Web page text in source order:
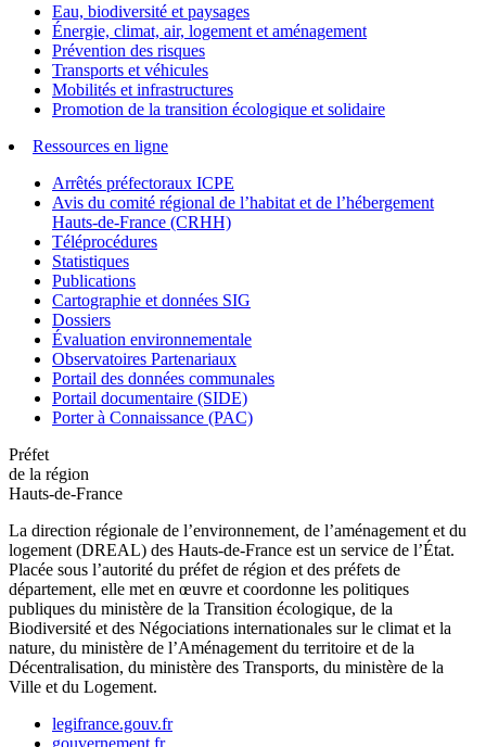
Eau, biodiversité et paysages
Énergie, climat, air, logement et aménagement
Prévention des risques
Transports et véhicules
Mobilités et infrastructures
Promotion de la transition écologique et solidaire
Ressources en ligne
Arrêtés préfectoraux ICPE
Avis du comité régional de l’habitat et de l’hébergement
Hauts-de-France (CRHH)
Téléprocédures
Statistiques
Publications
Cartographie et données SIG
Dossiers
Évaluation environnementale
Observatoires Partenariaux
Portail des données communales
Portail documentaire (SIDE)
Porter à Connaissance (PAC)
Préfet
de la région
Hauts-de-France
La direction régionale de l’environnement, de l’aménagement et du
logement (DREAL) des Hauts-de-France est un service de l’État.
Placée sous l’autorité du préfet de région et des préfets de
département, elle met en œuvre et coordonne les politiques
publiques du ministère de la Transition écologique, de la
Biodiversité et des Négociations internationales sur le climat et la
nature, du ministère de l’Aménagement du territoire et de la
Décentralisation, du ministère des Transports, du ministère de la
Ville et du Logement.
legifrance.gouv.fr
gouvernement.fr